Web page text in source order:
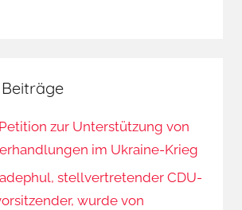
zur Unterstützung von
im Ukraine-Krieg
stellvertretender CDU-
wurde von